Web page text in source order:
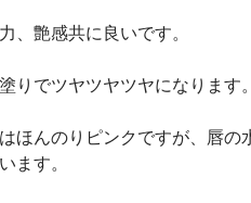
、艶感共に良いです。
りでツヤツヤツヤになります。
ほんのりピンクですが、唇
ます。